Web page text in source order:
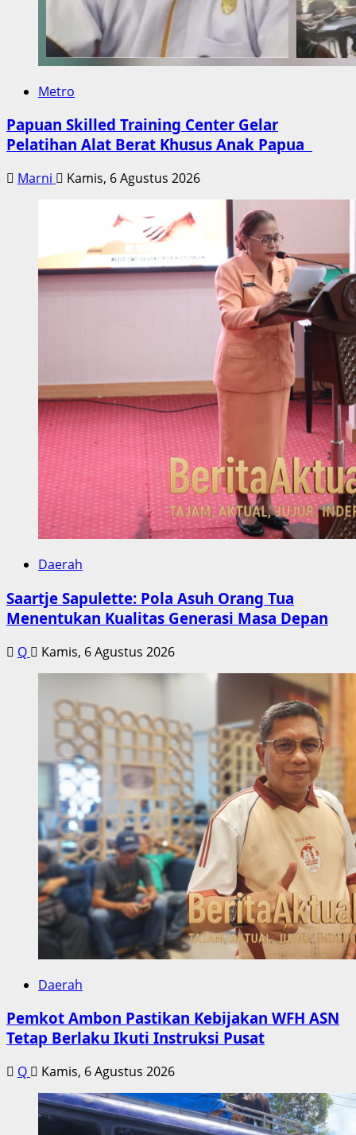
Metro
Papuan Skilled Training Center Gelar
Pelatihan Alat Berat Khusus Anak Papua
Marni Kamis, 6 Agustus 2026
Daerah
Saartje Sapulette: Pola Asuh Orang Tua
Menentukan Kualitas Generasi Masa Depan
Q Kamis, 6 Agustus 2026
Daerah
Pemkot Ambon Pastikan Kebijakan WFH ASN
Tetap Berlaku Ikuti Instruksi Pusat
Q Kamis, 6 Agustus 2026